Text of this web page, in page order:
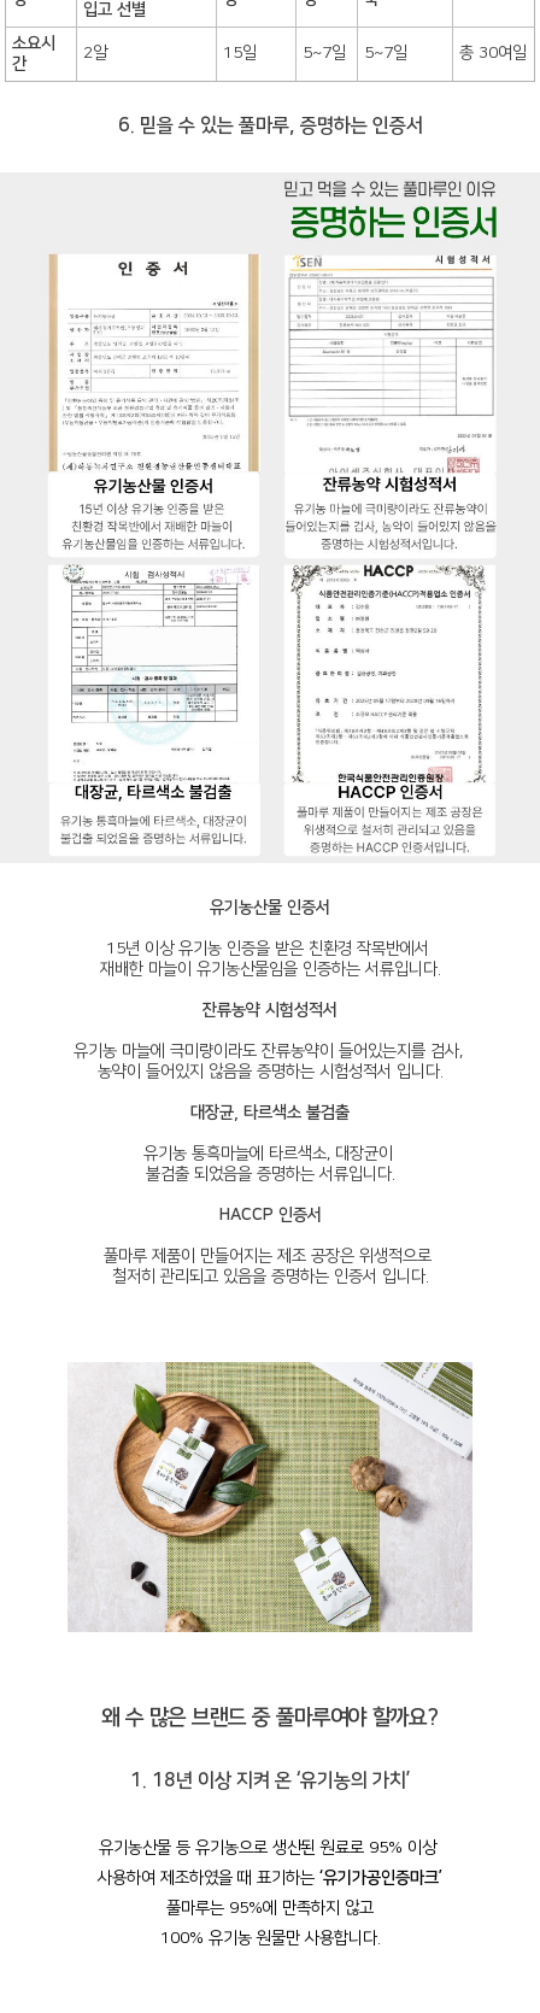
입고 선별
소요시
간
2알 15일 5~7일 5~7일 총 30여일
6. 믿을 수 있는 풀마루, 증명하는 인증서
유기농산물 인증서
15년 이상 유기농 인증을 받은 친환경 작목반에서
재배한 마늘이 유기농산물임을 인증하는 서류입니다.
잔류농약 시험성적서
유기농 마늘에 극미량이라도 잔류농약이 들어있는지를 검사,
농약이 들어있지 않음을 증명하는 시험성적서 입니다.
대장균, 타르색소 불검출
유기농 통흑마늘에 타르색소, 대장균이
불검출 되었음을 증명하는 서류입니다.
HACCP 인증서
풀마루 제품이 만들어지는 제조 공장은 위생적으로
철저히 관리되고 있음을 증명하는 인증서 입니다.
왜 수 많은 브랜드 중 풀마루여야 할까요?
1. 18년 이상 지켜 온 ‘유기농의 가치’
유기농산물 등 유기농으로 생산된 원료로 95% 이상
사용하여 제조하였을 때 표기하는 ‘유기가공인증마크’
풀마루는 95%에 만족하지 않고
100% 유기농 원물만 사용합니다.